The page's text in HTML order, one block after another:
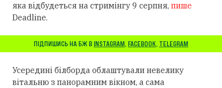
яка відбудеться на стримінгу 9 серпня, пише
Deadline.
ПІДПИШИСЬ НА БЖ В INSTAGRAM, FACEBOOK, TELEGRAM
Усередині білборда облаштували невелику
вітальню з панорамним вікном, а сама